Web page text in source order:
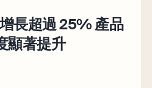
扣稅指南：Freelancer、炒
、開公司的報稅要點
長超過 25% 產品
顯著提升